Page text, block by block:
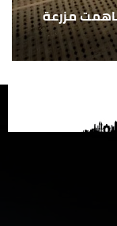
مزرعة